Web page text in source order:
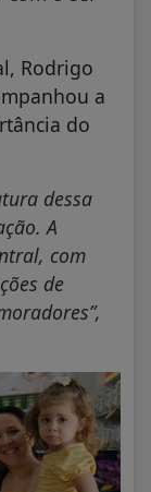
Rodrigo
a
do
dessa
A
com
de